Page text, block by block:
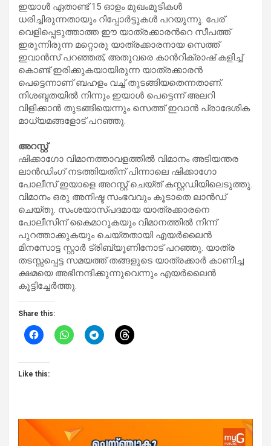
ഇയാൾ ഏതാണ്ട് 15 ഓളം മുഖംമൂടികൾ
ധരിച്ചിരുന്നതായും റിപ്പോര്‍ട്ടുകൾ പറയുന്നു. പേര്
വെളിപ്പെടുത്താത്ത ഈ യാത്രക്കാരന്‍റെ സീപത്ത്
ഇരുന്നിരുന്ന മറ്റൊരു യാത്രക്കാരനായ സെത്ത്
ഇവാന്‍സ് പറഞ്ഞത്, അതുവരെ കാന്‍റിക്രാഷ് കളിച്ച്
കൊണ്ട് ഇരിക്കുകയായിരുന്ന യാത്രക്കാരന്‍
പെട്ടെന്നാണ് ബഹളം വച്ച് തുടങ്ങിയതെന്നതാണ്.
നിശബ്ദതയില്‍ നിന്നും ഇയാൾ പെട്ടെന്ന് അലറി
വിളിക്കാന്‍ തുടങ്ങിയെന്നും സെത്ത് ഇവാന്‍ പ്രാദേശിക
മാധ്യമങ്ങളോട് പറഞ്ഞു.
അറസ്റ്റ്
ഷിക്കാഗോ വിമാനത്താവളത്തില്‍ വിമാനം അടിയന്തര
ലാൻഡിംഗ് നടത്തിയതിന് പിന്നാലെ ഷിക്കാഗോ
പോലീസ് ഇയാളെ അറസ്റ്റ് ചെയ്ത് കസ്റ്റഡിയിലെടുത്തു.
വിമാനം ഒരു അനിഷ്ട സംഭവവും കൂടാതെ ലാൻഡ്
ചെയ്തു. സംശയാസ്പദമായ യാത്രക്കാരനെ
പോലീസിന് കൈമാറുകയും വിമാനത്തില്‍ നിന്ന്
പുറത്താക്കുകയും ചെയ്തതായി എയർലൈൻ
മിനസോട്ട സ്റ്റാർ ട്രിബ്യൂണിനോട് പറഞ്ഞു. യാത്ര
തടസ്സപ്പെട്ട സമയത്ത് തങ്ങളുടെ യാത്രക്കാർ കാണിച്ച
ക്ഷമയെ അഭിനന്ദിക്കുന്നുവെന്നും എയർലൈൻ
കൂട്ടിച്ചേർത്തു.
Share this:
Like this: